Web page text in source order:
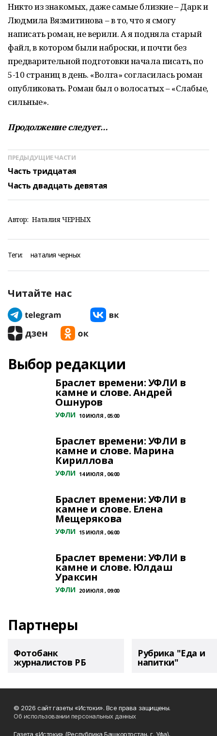
Никто из знакомых, даже самые близкие – Дарк и
Людмила Вязмитинова – в то, что я смогу
написать роман, не верили. А я подняла старый
файл, в котором были наброски, и почти без
предварительной подготовки начала писать, по
5-10 страниц в день. «Волга» согласилась роман
опубликовать. Роман был о волосатых – «Слабые,
сильные».
Продолжение следует…
ПРЕДЫДУЩИЕ ЧАСТИ
Часть тридцатая
Часть двадцать девятая
Автор: Наталия ЧЕРНЫХ
Теги: наталия черных
Читайте нас
Выбор редакции
Браслет времени: УФЛИ в
камне и слове. Андрей
Ошнуров
УФЛИ 10 ИЮЛЯ , 05:00
Браслет времени: УФЛИ в
камне и слове. Марина
Кириллова
УФЛИ 14 ИЮЛЯ , 06:00
Браслет времени: УФЛИ в
камне и слове. Елена
Мещерякова
УФЛИ 15 ИЮЛЯ , 06:00
Браслет времени: УФЛИ в
камне и слове. Юлдаш
Ураксин
УФЛИ 20 ИЮЛЯ , 09:00
Партнеры
Фотобанк
журналистов РБ
Рубрика "Еда и
напитки"
© 2026 сайт газеты «Истоки». Все права защищены.
Об использовании персональных данных
Газета «Истоки» (Республика Башкортостан, г. Уфа),